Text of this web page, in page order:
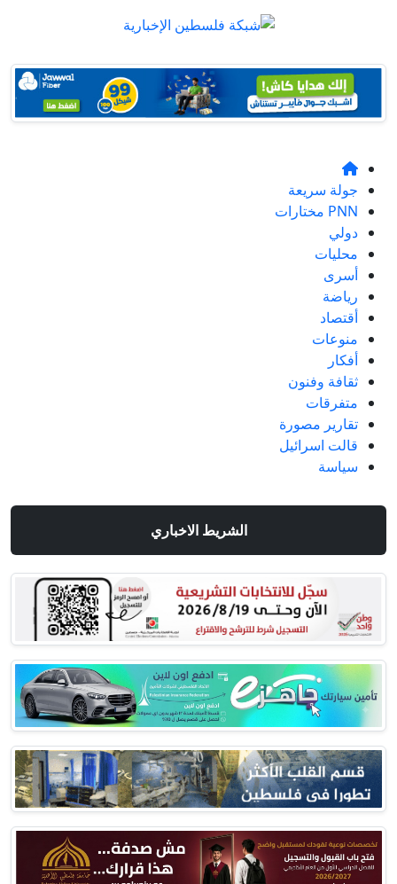
جولة سريعة
PNN مختارات
دولي
محليات
أسرى
رياضة
أقتصاد
منوعات
أفكار
ثقافة وفنون
متفرقات
تقارير مصورة
قالت اسرائيل
سياسة
الشريط الاخباري